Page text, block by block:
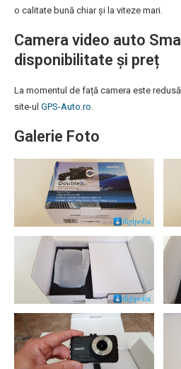
o calitate bună chiar și la viteze mari.
Camera video auto
disponibilitate și preț
La momentul de față camera este
site-ul GPS-Auto.ro
Galerie Foto